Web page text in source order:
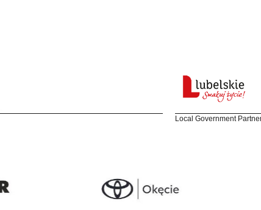
Local Government